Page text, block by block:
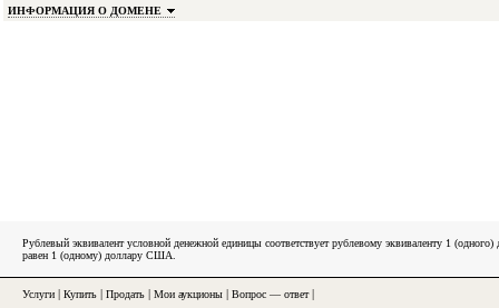
ИНФОРМАЦИЯ О ДОМЕНЕ
Рублевый эквивалент условной денежной единицы соответствует рублевому эквиваленту 1
равен 1 (одному) доллару США.
Услуги Купить Продать Мои аукционы Вопрос — ответ|